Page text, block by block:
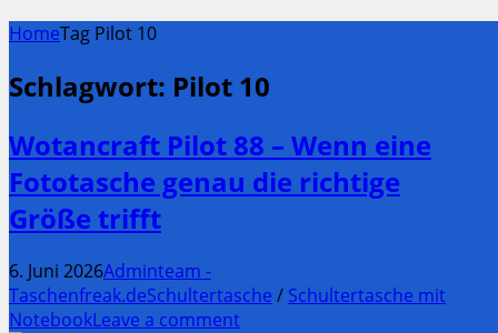
HomeTag Pilot 10
Schlagwort: Pilot 10
Wotancraft Pilot 88 – Wenn eine
Fototasche genau die richtige
Größe trifft
6. Juni 2026Adminteam -
Taschenfreak.deSchultertasche / Schultertasche mit
NotebookLeave a comment